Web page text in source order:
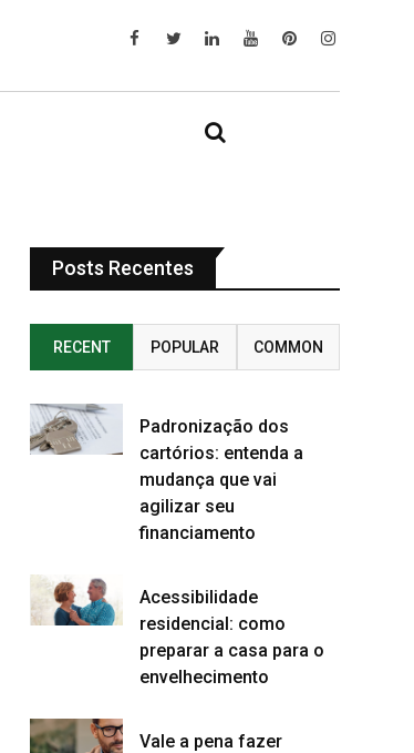
Posts Recentes
RECENT POPULAR COMMON
Padronização dos
cartórios: entenda a
mudança que vai
agilizar seu
financiamento
Acessibilidade
residencial: como
preparar a casa para o
envelhecimento
Vale a pena fazer